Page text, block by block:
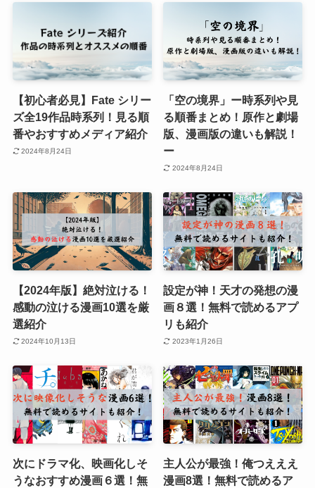
【初心者必見】Fate シリー
ズ全19作品時系列！見る順
番やおすすめメディア紹介
2024年8月24日
「空の境界」ー時系列や見
る順番まとめ！原作と劇場
版、漫画版の違いも解説！
ー
2024年8月24日
【2024年版】絶対泣ける！
感動の泣ける漫画10選を厳
選紹介
2024年10月13日
設定が神！天才の発想の漫
画８選！無料で読めるアプ
リも紹介
2023年1月26日
次にドラマ化、映画化しそ
うなおすすめ漫画６選！無
主人公が最強！俺つえええ
漫画8選！無料で読めるア